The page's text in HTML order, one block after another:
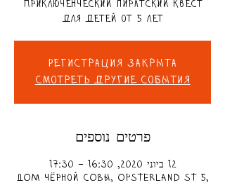
Приключенческий пиратский квест
для детей от 5 лет
Регистрация закрыта
Смотреть другие события
פרטים נוספים
12 ביוני 2020, 16:30 – 17:30
ДОМ чёрной СОВЫ, Opsterland St 5,